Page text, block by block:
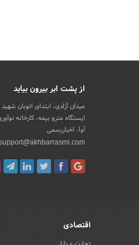
از پشت ابر بیرون بیاید
میدان آزادی، ابتدای اتوبان
ایستگاه مترو بیمه، کارخانه
آوا، اخباررسمی
اقتصادی